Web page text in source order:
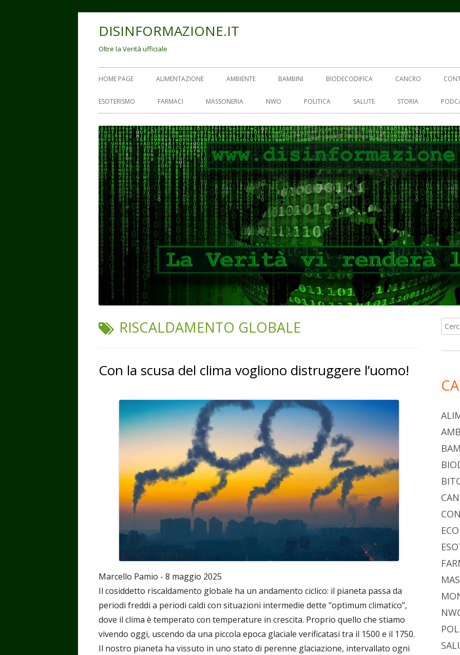
DISINFORMAZIONE.IT
Oltre la Verità ufficiale
Menu
principale
HOME PAGE ALIMENTAZIONE AMBIENTE BAMBINI BIODECODIFICA CANCRO
ESOTERISMO FARMACI MASSONERIA NWO POLITICA SALUTE STORIA
TAG:
RISCALDAMENTO GLOBALE
Con la scusa del clima vogliono distruggere l’uomo!
Marcello Pamio - 8 maggio 2025
Il cosiddetto riscaldamento globale ha un andamento ciclico: il pianeta passa da
periodi freddi a periodi caldi con situazioni intermedie dette "optimum climatico",
dove il clima è temperato con temperature in crescita. Proprio quello che stiamo
vivendo oggi, uscendo da una piccola epoca glaciale verificatasi tra il 1500 e il 1750.
Il nostro pianeta ha vissuto in uno stato di perenne glaciazione, intervallato ogni
per: